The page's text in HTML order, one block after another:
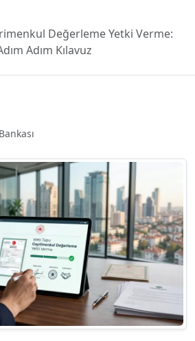
Değerleme Yetki Verme:
Adım Kılavuz